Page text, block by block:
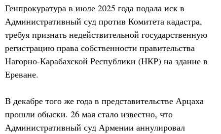
Генпрокуратура в июле 2025 года подала иск в
Административный суд против Комитета кадастра,
требуя признать недействительной государственную
регистрацию права собственности правительства
Нагорно-Карабахской Республики (НКР) на здание в
Ереване.
В декабре того же года в представительстве Арцаха
прошли обыски. 26 мая стало известно, что
Административный суд Армении аннулировал